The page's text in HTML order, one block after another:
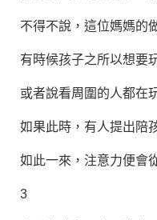
不得不說，這位媽媽的做
有時候孩子之所以想要玩
或者說看周圍的人都在玩
如果此時，有人提出陪孩
如此一來，注意力便會從
3